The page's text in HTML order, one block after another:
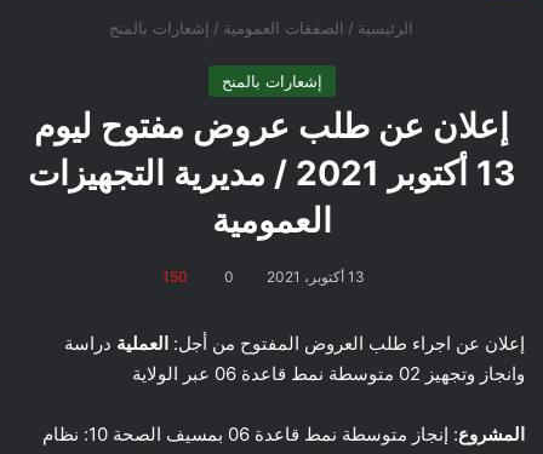
الرئيسية / الصفقات العمومية / إشعارات بالمنح
إشعارات بالمنح
إعلان عن طلب عروض مفتوح ليوم
13 أكتوبر 2021 / مديرية التجهيزات
العمومية
13 أكتوبر، 2021 0
150
إعلان عن اجراء طلب العروض المفتوح من أجل: العملية دراسة
وانجاز وتجهيز 02 متوسطة نمط قاعدة 06 عبر الولاية
المشروع
: إنجاز متوسطة نمط قاعدة 06 بمسيف الصحة 10: نظام